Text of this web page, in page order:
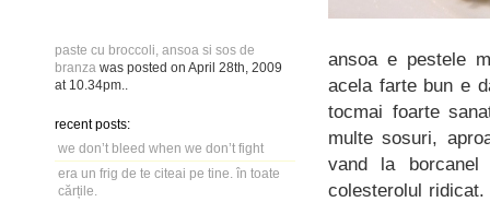
paste cu broccoli, ansoa si sos de
branza was posted on April 28th, 2009
at 10.34pm
recent posts:
we don’t bleed when we don’t fight
era un frig de te citeai pe tine. în toate
cărțile.
ansoa e pestele
acela farte bun e
tocmai foarte
multe sosuri,
vand la
colesterolul